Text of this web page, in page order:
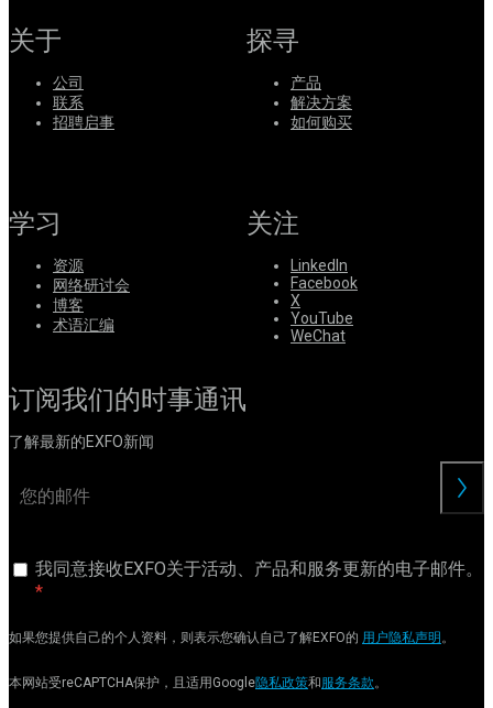
关于
公司
联系
招聘启事
探寻
产品
解决方案
如何购买
学习
资源
网络研讨会
博客
术语汇编
关注
LinkedIn
Facebook
X
YouTube
WeChat
订阅我们的时事通讯
了解最新的EXFO新闻
我同意接收EXFO关于活动、产品和服务更新的电子邮件。
如果您提供自己的个人资料，则表示您确认自己了解EXFO的 用户隐私声明 。
交
本网站受reCAPTCHA保护，且适用Google隐私政策和服务条款 。